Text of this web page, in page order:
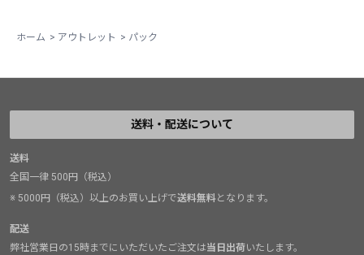
ホーム > アウトレット > パック
送料・配送について
送料
全国一律 500円（税込）
※ 5000円（税込）以上のお買い上げで送料無料となります。
配送
弊社営業日の15時までにいただいたご注文は当日出荷いたします。